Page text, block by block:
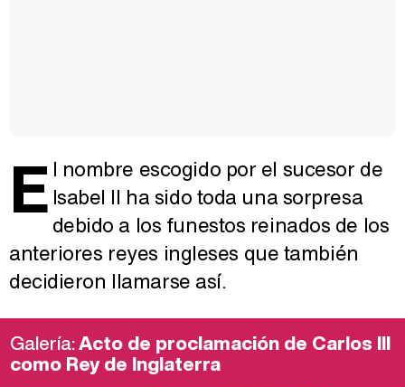
E l nombre escogido por el sucesor de
Isabel II ha sido toda una sorpresa
debido a los funestos reinados de los
anteriores reyes ingleses que también
decidieron llamarse así.
Galería:Acto de proclamación de Carlos III
como Rey de Inglaterra